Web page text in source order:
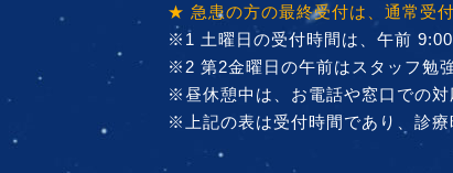
★ 急患の方の最終受付は、通常受
※1 土曜日の受付時間は、午前
※2 第2金曜日の午前はスタッフ勉
※昼休憩中は、お電話や窓口での対
※上記の表は受付時間であり、診療